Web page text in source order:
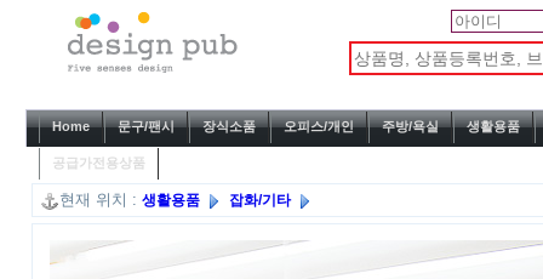
Home 문구/팬시 장식소품 오피스/개인 주방/욕실 생활용품
공급가전용상품
현재 위치 :생활용품 잡화/기타